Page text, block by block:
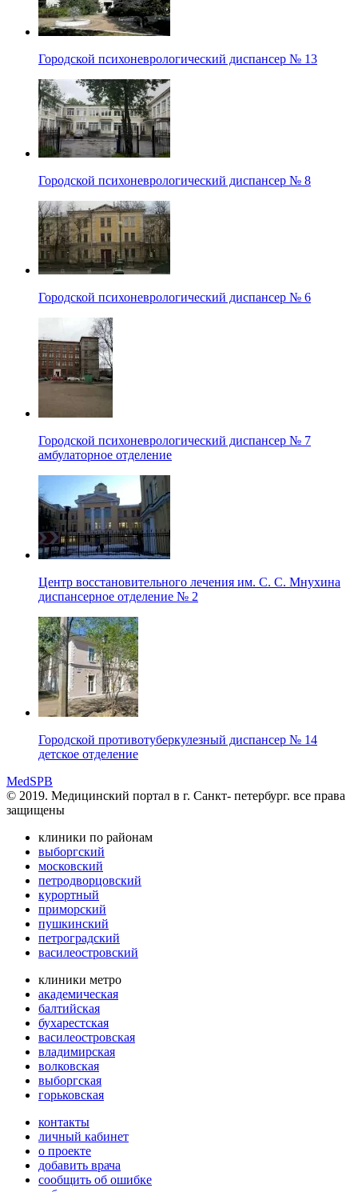
Городской психоневрологический диспансер № 13
Городской психоневрологический диспансер № 8
Городской психоневрологический диспансер № 6
Городской психоневрологический диспансер № 7
амбулаторное отделение
Центр восстановительного лечения им. С. С. Мнухина
диспансерное отделение № 2
Городской противотуберкулезный диспансер № 14
детское отделение
MedSPB
© 2019. Медицинский портал в г. Санкт- петербург. все права
защищены
клиники по районам
выборгский
московский
петродворцовский
курортный
приморский
пушкинский
петроградский
василеостровский
клиники метро
академическая
балтийская
бухарестская
василеостровская
владимирская
волковская
выборгская
горьковская
контакты
личный кабинет
о проекте
добавить врача
сообщить об ошибке